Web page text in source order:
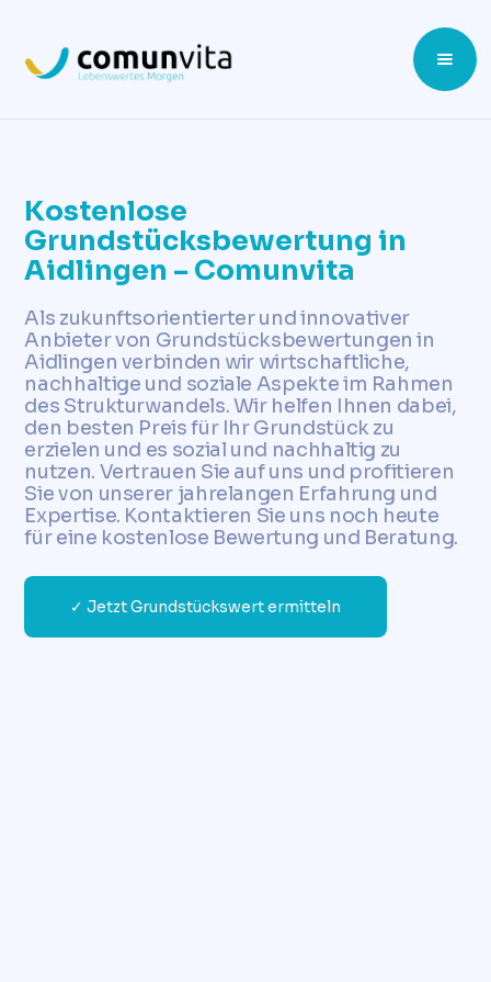
Kostenlose
Grundstücksbewertung in
Aidlingen – Comunvita
Als zukunftsorientierter und innovativer
Anbieter von Grundstücksbewertungen in
Aidlingen verbinden wir wirtschaftliche,
nachhaltige und soziale Aspekte im Rahmen
des Strukturwandels. Wir helfen Ihnen dabei,
den besten Preis für Ihr Grundstück zu
erzielen und es sozial und nachhaltig zu
nutzen. Vertrauen Sie auf uns und profitieren
Sie von unserer jahrelangen Erfahrung und
Expertise. Kontaktieren Sie uns noch heute
für eine kostenlose Bewertung und Beratung.
✓ Jetzt Grundstückswert ermitteln